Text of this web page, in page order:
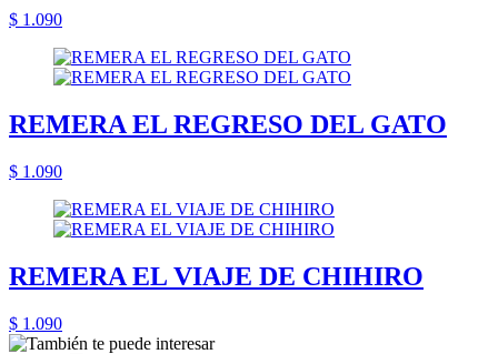
$ 1.090
REMERA EL REGRESO DEL GATO
$ 1.090
REMERA EL VIAJE DE CHIHIRO
$ 1.090